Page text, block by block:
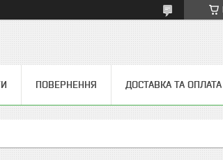
ПОВЕРНЕННЯ ДОСТАВКА ТА ОПЛАТА